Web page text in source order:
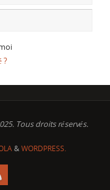
?
Tous droits réservés.
&WORDPRESS.